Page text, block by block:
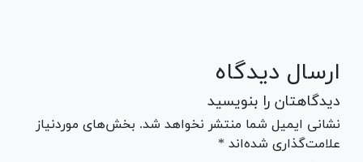
ارسال دیدگاه
دیدگاهتان را بنویسید
نشانی ایمیل شما منتشر نخواهد شد. بخش‌های موردنیاز
علامت‌گذاری شده‌اند *